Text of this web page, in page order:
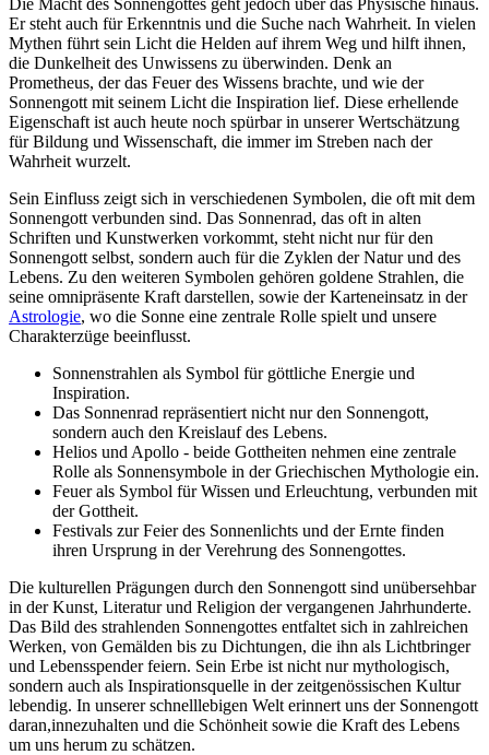
Er steht auch für Erkenntnis ⁤und die Suche‌ nach Wahrheit. In vielen
Mythen‌ führt sein Licht die ⁣Helden‍ auf ⁣ihrem ​Weg ​und hilft ihnen,
die Dunkelheit des Unwissens zu überwinden. Denk an⁣
Prometheus, der das Feuer ‌des Wissens ‍brachte,‍ und wie der
Sonnengott mit seinem​ Licht die Inspiration ⁤lief. Diese​ erhellende
Eigenschaft ist auch heute noch spürbar in unserer⁢ Wertschätzung ​
für Bildung und Wissenschaft, die ⁢immer im Streben nach der​
Wahrheit wurzelt.
Sein ​Einfluss⁣ zeigt sich in⁤ verschiedenen Symbolen, die‍ oft mit ​dem
Sonnengott verbunden sind. Das ⁤Sonnenrad, das oft in alten
Schriften und Kunstwerken vorkommt,⁤ steht nicht nur für den
Sonnengott selbst,⁤ sondern auch ⁢für die Zyklen der Natur und ‍des
Lebens. Zu⁣ den ⁢weiteren Symbolen‍ gehören goldene Strahlen, ‌die
seine omnipräsente​ Kraft darstellen, sowie der Karteneinsatz in⁤ der⁤
Astrologie, wo die ⁣Sonne eine zentrale Rolle⁤ spielt und unsere‍
Charakterzüge beeinflusst.
Sonnenstrahlen als Symbol ​für göttliche ⁢Energie und
Inspiration.
Das Sonnenrad repräsentiert nicht nur den Sonnengott,
sondern ⁤auch den Kreislauf des‌ Lebens.
Helios‌ und Apollo - beide Gottheiten nehmen eine zentrale
Rolle als Sonnensymbole in der‍ Griechischen ‌Mythologie ein.
Feuer als Symbol ⁢für Wissen und Erleuchtung, ‍verbunden ​mit
der Gottheit.
Festivals ​zur Feier des Sonnenlichts und der Ernte finden
ihren Ursprung ⁣in der Verehrung ⁣des Sonnengottes.
Die‍ kulturellen Prägungen durch den Sonnengott sind ⁢unübersehbar
⁤in der Kunst, Literatur und ⁣Religion der‌ vergangenen Jahrhunderte.
Das Bild des strahlenden⁤ Sonnengottes‍ entfaltet sich in zahlreichen
Werken, von Gemälden bis⁤ zu Dichtungen, die ihn als‌ Lichtbringer
und Lebensspender feiern. Sein⁤ Erbe ist⁢ nicht nur mythologisch,
sondern auch als Inspirationsquelle in der ⁤zeitgenössischen ⁤Kultur
lebendig. In ⁢unserer‌ schnelllebigen Welt erinnert uns der‍ Sonnengott
daran,innezuhalten und ⁤die Schönheit‍ sowie die Kraft des Lebens
um uns ⁢herum​ zu⁣ schätzen.